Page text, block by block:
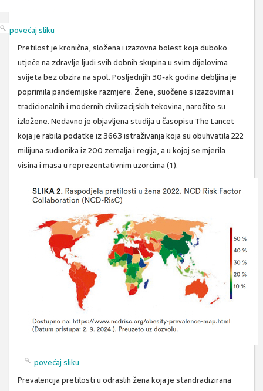
povećaj sliku
Pretilost je kronična, složena i izazovna bolest koja duboko
utječe na zdravlje ljudi svih dobnih skupina u svim dijelovima
svijeta bez obzira na spol. Posljednjih 30-ak godina debljina je
poprimila pandemijske razmjere. Žene, suočene s izazovima i
tradicionalnih i modernih civilizacijskih tekovina, naročito su
izložene. Nedavno je objavljena studija u časopisu The Lancet
koja je rabila podatke iz 3663 istraživanja koja su obuhvatila 222
milijuna sudionika iz 200 zemalja i regija, a u kojoj se mjerila
visina i masa u reprezentativnim uzorcima (1).
povećaj sliku
Prevalencija pretilosti u odraslih žena koja je standradizirana